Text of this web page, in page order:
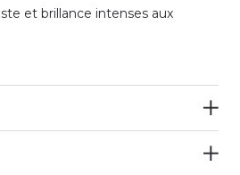
et brillance intenses aux